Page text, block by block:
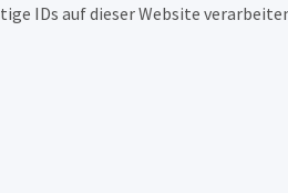
IDs auf dieser Website